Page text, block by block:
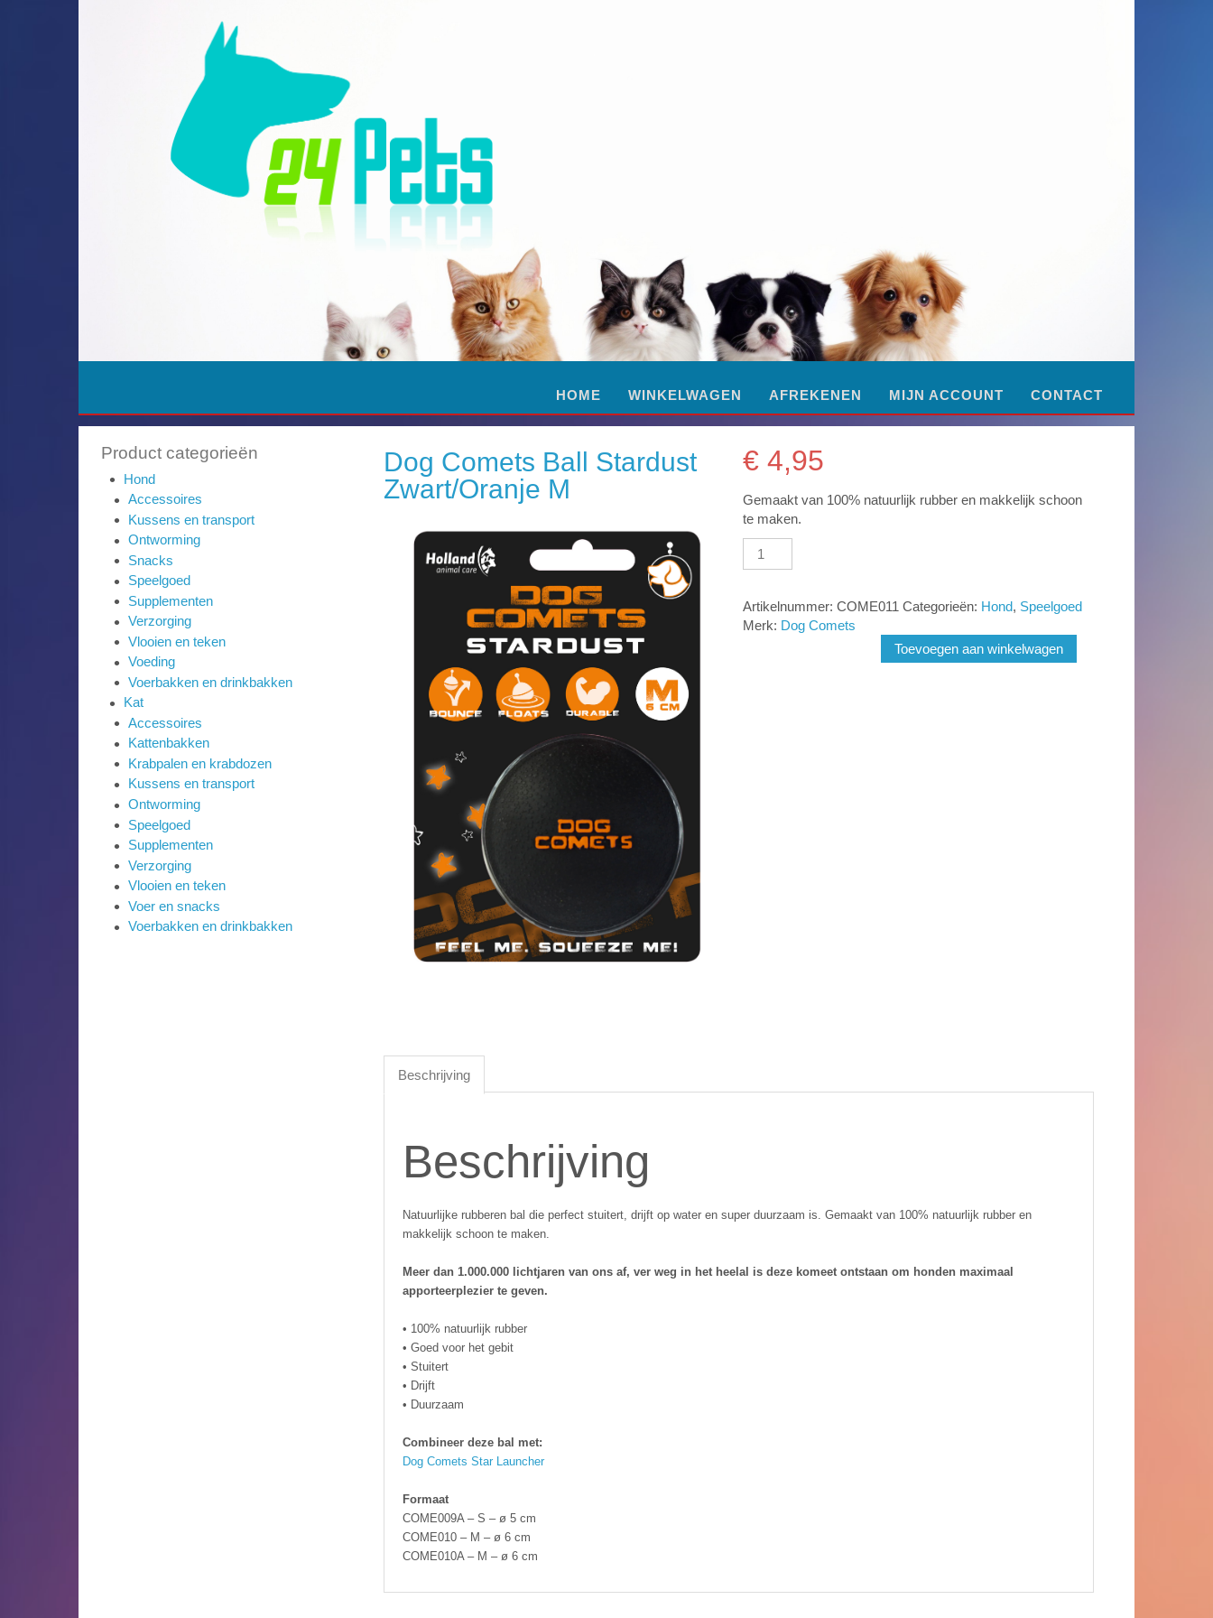
HOME WINKELWAGEN AFREKENEN MIJN ACCOUNT CONTACT
Product categorieën
Hond
Accessoires
Kussens en transport
Ontworming
Snacks
Speelgoed
Supplementen
Verzorging
Vlooien en teken
Voeding
Voerbakken en drinkbakken
Kat
Accessoires
Kattenbakken
Krabpalen en krabdozen
Kussens en transport
Ontworming
Speelgoed
Supplementen
Verzorging
Vlooien en teken
Voer en snacks
Voerbakken en drinkbakken
Dog Comets Ball Stardust
Zwart/Oranje M
€ 4,95
Gemaakt van 100% natuurlijk rubber en makkelijk schoon
te maken.
Dog
Comets
Stardust
Zwart/Oranje
Artikelnummer:COME011 Categorieën: Hond, Speelgoed
Merk: Dog Comets
Toevoegen aan winkelwagen
Beschrijving
Beschrijving
Natuurlijke rubberen bal die perfect stuitert, drijft op water en super duurzaam is. Gemaakt van 100% natuurlijk rubber en
makkelijk schoon te maken.
Meer dan 1.000.000 lichtjaren van ons af, ver weg in het heelal is deze komeet ontstaan om honden maximaal
apporteerplezier te geven.
• 100% natuurlijk rubber
• Goed voor het gebit
• Stuitert
• Drijft
• Duurzaam
Combineer deze bal met:
Dog Comets Star Launcher
Formaat
COME009A – S – ø 5 cm
COME010 – M – ø 6 cm
COME010A – M – ø 6 cm